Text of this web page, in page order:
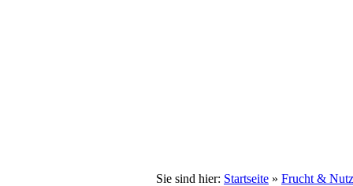
Sie sind hier: Startseite » Frucht &